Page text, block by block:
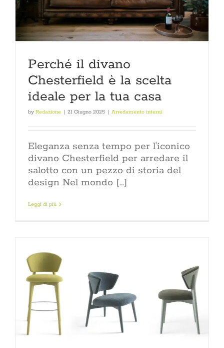
Perché il divano
Chesterfield è la scelta
ideale per la tua casa
by Redazione | 21 Giugno 2025 | Arredamento interni
Eleganza senza tempo per l'iconico
divano Chesterfield per arredare il
salotto con un pezzo di storia del
design Nel mondo [...]
Leggi di più